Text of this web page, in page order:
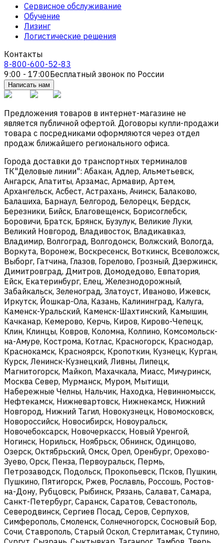
Сервисное обслуживание
Обучение
Лизинг
Логистические решения
Контакты
8-800-600-52-83
9:00 - 17:00Бесплатный звонок по России
Написать нам
Предложения товаров в интернет-магазине не
является публичной офертой. Договоры купли-продажи
товара с посредниками оформляются через отдел
продаж ближайшего регионального офиса.
Города доставки до транспортных терминалов
ТК"Деловые линии": Абакан, Адлер, Альметьевск,
Ангарск, Апатиты, Арзамас, Армавир, Артем,
Архангельск, Асбест, Астрахань, Ачинск, Балаково,
Балашиха, Барнаул, Белгород, Белорецк, Бердск,
Березники, Бийск, Благовещенск, Борисоглебск,
Боровичи, Братск, Брянск, Бузулук, Великие Луки,
Великий Новгород, Владивосток, Владикавказ,
Владимир, Волгоград, Волгодонск, Волжский, Вологда,
Воркута, Воронеж, Воскресенск, Воткинск, Всеволожск,
Выборг, Гатчина, Глазов, Горелово, Грозный, Дзержинск,
Димитровград, Дмитров, Домодедово, Евпатория,
Ейск, Екатеринбург, Елец, Железнодорожный,
Забайкальск, Зеленоград, Златоуст, Иваново, Ижевск,
Иркутск, Йошкар-Ола, Казань, Калининград, Калуга,
Каменск-Уральский, Каменск-Шахтинский, Камышин,
Качканар, Кемерово, Керчь, Киров, Кирово-Чепецк,
Клин, Клинцы, Ковров, Коломна, Колпино, Комсомольск-
на-Амуре, Кострома, Котлас, Красногорск, Краснодар,
Краснокамск, Красноярск, Кропоткин, Кузнецк, Курган,
Курск, Ленинск-Кузнецкий, Ливны, Липецк,
Магнитогорск, Майкоп, Махачкала, Миасс, Мичуринск,
Москва Север, Мурманск, Муром, Мытищи,
Набережные Челны, Нальчик, Находка, Невинномысск,
Нефтекамск, Нижневартовск, Нижнекамск, Нижний
Новгород, Нижний Тагил, Новокузнецк, Новомосковск,
Новороссийск, Новосибирск, Новоуральск,
Новочебоксарск, Новочеркасск, Новый Уренгой,
Ногинск, Норильск, Ноябрьск, Обнинск, Одинцово,
Озерск, Октябрьский, Омск, Орел, Оренбург, Орехово-
Зуево, Орск, Пенза, Первоуральск, Пермь,
Петрозаводск, Подольск, Прокопьевск, Псков, Пушкин,
Пушкино, Пятигорск, Ржев, Рославль, Россошь, Ростов-
на-Дону, Рубцовск, Рыбинск, Рязань, Салават, Самара,
Санкт-Петербург, Саранск, Саратов, Севастополь,
Северодвинск, Сергиев Посад, Серов, Серпухов,
Симферополь, Смоленск, Солнечногорск, Сосновый Бор,
Сочи, Ставрополь, Старый Оскол, Стерлитамак, Ступино,